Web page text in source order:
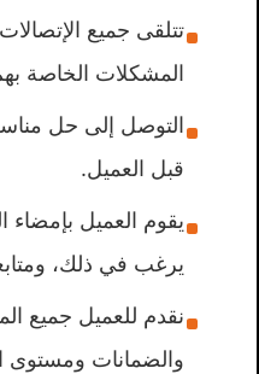
تتلقى جميع
المشكلات الخاصة
التوصل إلى حل
قبل العميل.
يقوم العميل بإمضاء
يرغب في ذلك،
نقدم للعميل جميع
والضمانات ومستوى